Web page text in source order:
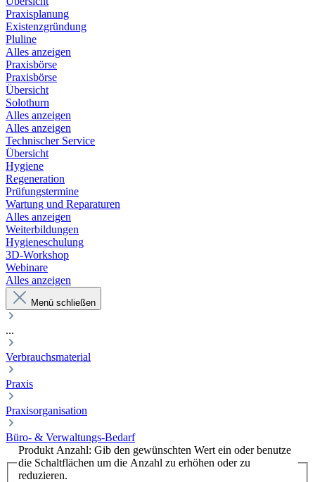
Praxisplanung
Existenzgründung
Pluline
Alles anzeigen
Praxisbörse
Praxisbörse
Übersicht
Solothurn
Alles anzeigen
Alles anzeigen
Technischer Service
Übersicht
Hygiene
Regeneration
Prüfungstermine
Wartung und Reparaturen
Alles anzeigen
Weiterbildungen
Hygieneschulung
3D-Workshop
Webinare
Alles anzeigen
Menü schließen
...
Verbrauchsmaterial
Praxis
Praxisorganisation
Büro- & Verwaltungs-Bedarf
Produkt Anzahl: Gib den gewünschten Wert ein oder benutze
die Schaltflächen um die Anzahl zu erhöhen oder zu
reduzieren.